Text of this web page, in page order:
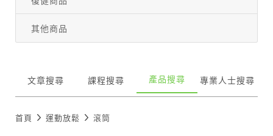
其他商品
文章搜尋 課程搜尋 產品搜尋 專業人士搜尋
首頁 運動放鬆 滾筒